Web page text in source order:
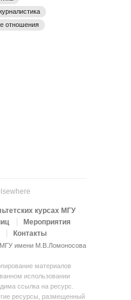
отношения
курсах МГУ
Мероприятия
Контакты
имени М.В.Ломоносова
материалов
использовании
ссылка на ресурс.
ресурсы, размещенный